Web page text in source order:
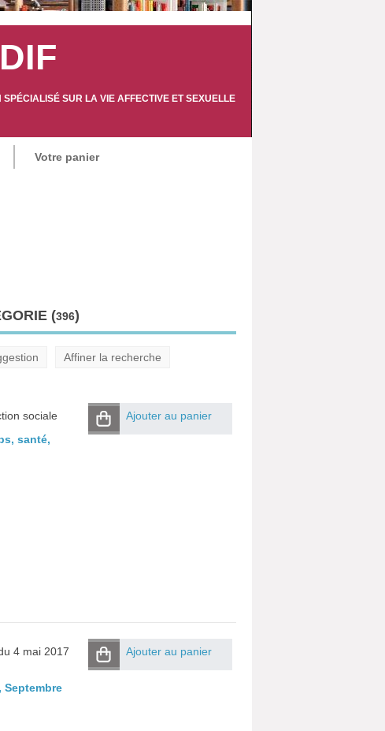
SUR LA VIE AFFECTIVE ET SEXUELLE
Votre panier
(396)
Affiner la recherche
sociale
santé,
Ajouter au panier
4 mai 2017
Septembre
Ajouter au panier